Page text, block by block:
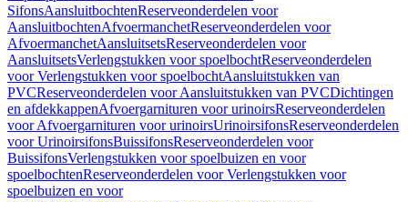
SifonsAansluitbochtenReserveonderdelen voor
AansluitbochtenAfvoermanchetReserveonderdelen voor
AfvoermanchetAansluitsetsReserveonderdelen voor
AansluitsetsVerlengstukken voor spoelbochtReserveonderdelen
voor Verlengstukken voor spoelbochtAansluitstukken van
PVCReserveonderdelen voor Aansluitstukken van PVCDichtingen
en afdekkappenAfvoergarnituren voor urinoirsReserveonderdelen
voor Afvoergarnituren voor urinoirsUrinoirsifonsReserveonderdelen
voor UrinoirsifonsBuissifonsReserveonderdelen voor
BuissifonsVerlengstukken voor spoelbuizen en voor
spoelbochtenReserveonderdelen voor Verlengstukken voor
spoelbuizen en voor